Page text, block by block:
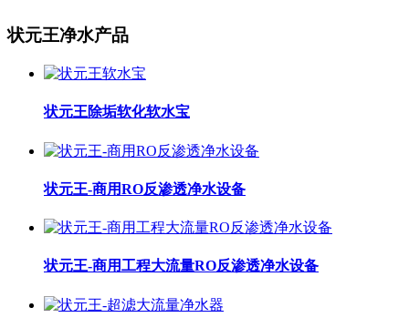
状元王净水产品
状元王除垢软化软水宝
状元王-商用RO反渗透净水设备
状元王-商用工程大流量RO反渗透净水设备